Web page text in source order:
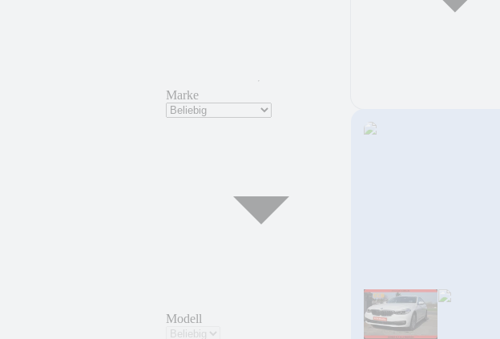
Marke
Modell